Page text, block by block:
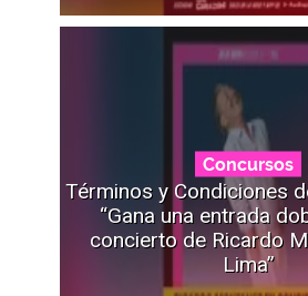
Concursos
Términos y Condiciones
“Gana una entrada
concierto de Ricardo
Lima”